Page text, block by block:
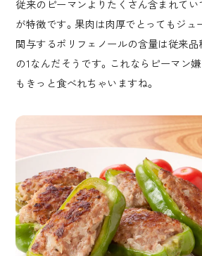
従来のピーマンよりたくさん含まれて
が特徴です。果肉は肉厚でとってもジュ
関与するポリフェノールの含量は従来品
の1なんだそうです。これならピーマン
もきっと食べれちゃいますね。